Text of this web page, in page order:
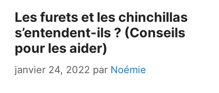
Les furets et les chinchillas
s’entendent-ils ? (Conseils
pour les aider)
janvier 24, 2022 par Noémie